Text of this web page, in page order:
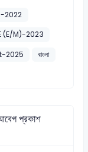
2022
(E/M)-2023
2025
বাংলা
প্রকাশ